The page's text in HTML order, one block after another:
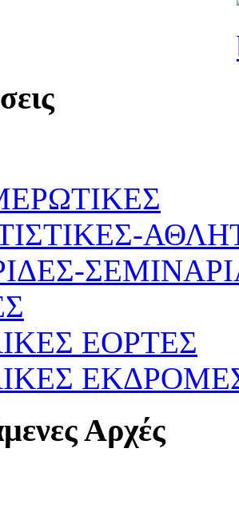
ΕΟΡΤΕΣ
Αρχές